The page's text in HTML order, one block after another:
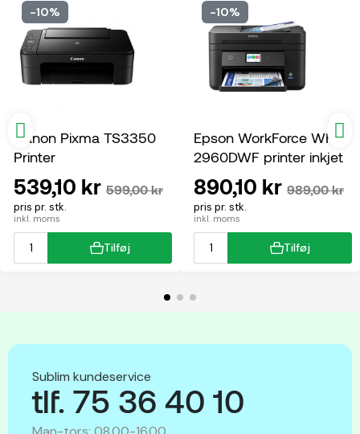
-10%
Canon Pixma TS3350
Printer
pris pr. stk.
inkl. moms
539,10 kr 599,00 kr
Tilføj
-10%
Epson WorkForce WF-
2960DWF printer inkjet
multifunktion
pris pr. stk.
inkl. moms
890,10 kr 989,00 kr
Tilføj
Sublim kundeservice
tlf. 75 36 40 10